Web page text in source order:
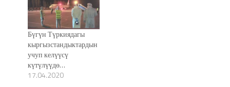
Бүгүн Түркиядагы
кыргызстандыктардын
учуп келүүсү
күтүлүүдө…
17.04.2020